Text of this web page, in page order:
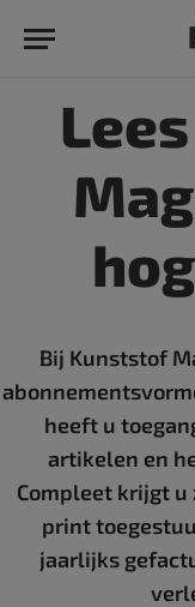
Bij Kunststof
heeft u
artikelen en
Compleet krijgt u
print
jaarlijks